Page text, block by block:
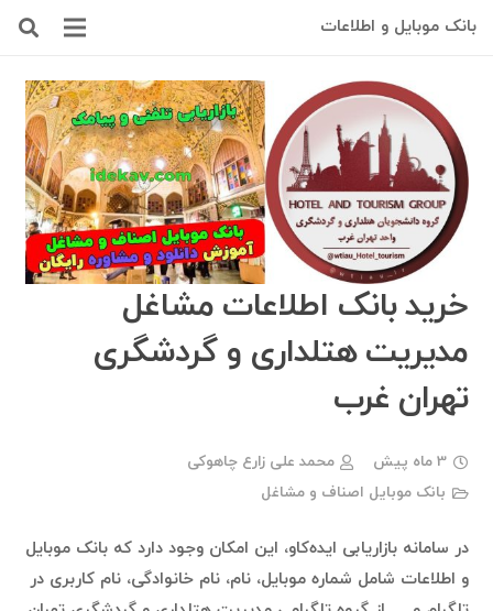
بانک موبایل و اطلاعات
خرید بانک اطلاعات مشاغل
مدیریت هتلداری و گردشگری
تهران غرب
3 ماه پیش
محمد علی زارع چاهوکی
بانک موبایل اصناف و مشاغل
در سامانه بازاریابی ایده‌کاو، این امکان وجود دارد که بانک موبایل
و اطلاعات شامل شماره موبایل، نام، نام خانوادگی، نام کاربری در